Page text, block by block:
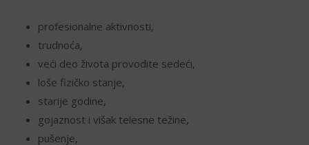
profesionalne aktivnosti,
trudnoća,
veći deo života provodite sedeći,
loše fizičko stanje,
starije godine,
gojaznost i višak telesne težine,
pušenje,